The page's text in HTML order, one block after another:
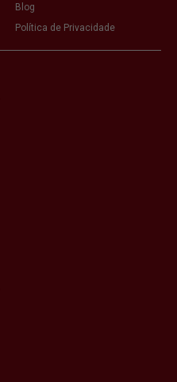
Blog
Política de Privacidade